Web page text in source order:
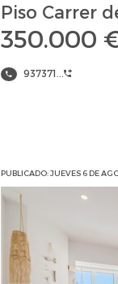
Piso Carrer
350.000
937371...
PUBLICADO: JUEVES 6 DE